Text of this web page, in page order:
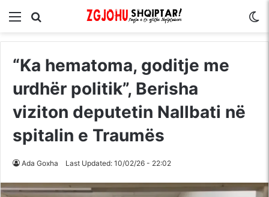
Menu
“Ka hematoma, goditje me
urdhër politik”, Berisha
viziton deputetin Nallbati në
spitalin e Traumës
Ada Goxha Last Updated: 10/02/26 - 22:02